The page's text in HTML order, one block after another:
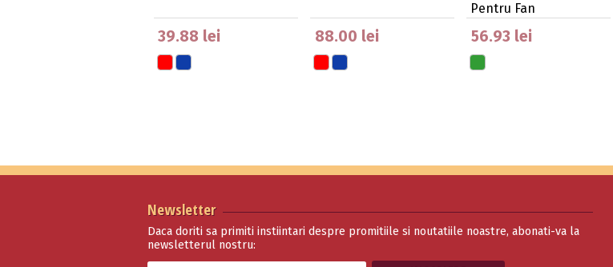
39.88 lei 88.00 lei
Pentru Fan
56.93 lei
Newsletter
Daca doriti sa primiti instiintari despre promitiile si noutatiile noastre, abonati-va la
newsletterul nostru: